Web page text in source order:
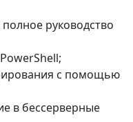
руководство
с помощью
в бессерверные